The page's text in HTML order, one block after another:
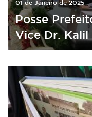
01 de Janeiro de 2025
Posse
Vice Dr. Kalil